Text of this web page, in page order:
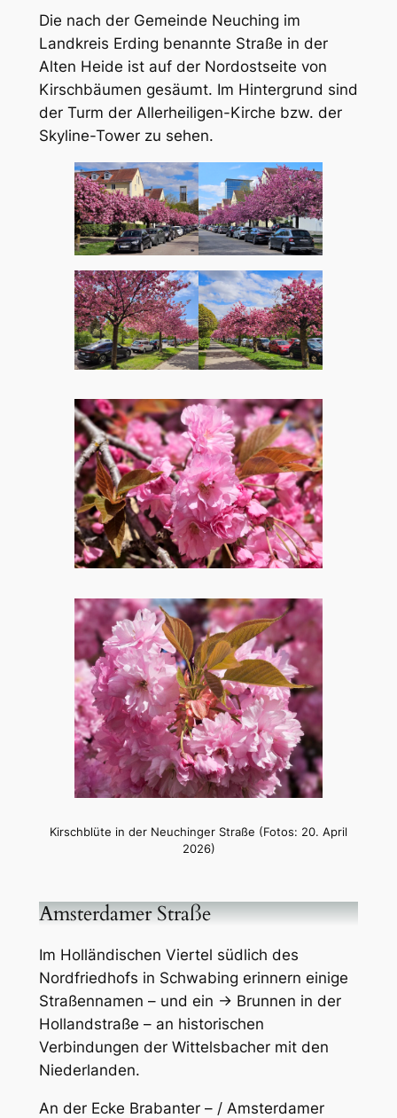
Die nach der Gemeinde Neuching im
Landkreis Erding benannte Straße in der
Alten Heide ist auf der Nordostseite von
Kirschbäumen gesäumt. Im Hintergrund sind
der Turm der Allerheiligen-Kirche bzw. der
Skyline-Tower zu sehen.
Kirschblüte in der Neuchinger Straße (Fotos: 20. April
2026)
Amsterdamer Straße
Im Holländischen Viertel südlich des
Nordfriedhofs in Schwabing erinnern einige
Straßennamen – und ein → Brunnen in der
Hollandstraße – an historischen
Verbindungen der Wittelsbacher mit den
Niederlanden.
An der Ecke Brabanter – / Amsterdamer